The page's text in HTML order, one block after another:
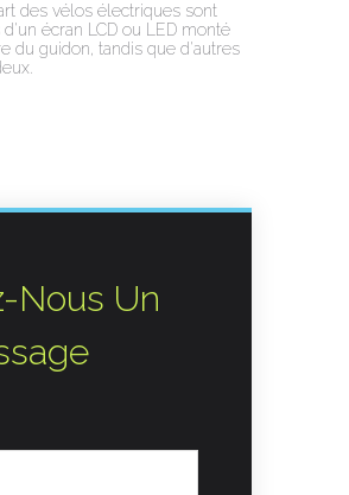
des vélos électriques sont
écran LCD ou LED monté
du guidon, tandis que d'autres
Nous Un